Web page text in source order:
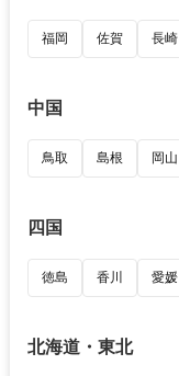
福岡 佐賀 長崎
中国
鳥取 島根 岡山
四国
徳島 香川 愛媛
北海道・東北